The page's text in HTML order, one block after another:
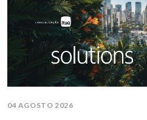
04 AGOSTO 2026